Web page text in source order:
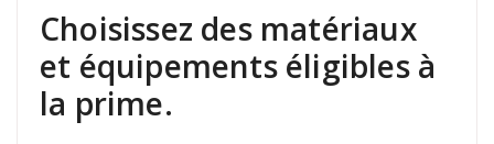
Choisissez des matériaux
et équipements éligibles à
la prime.